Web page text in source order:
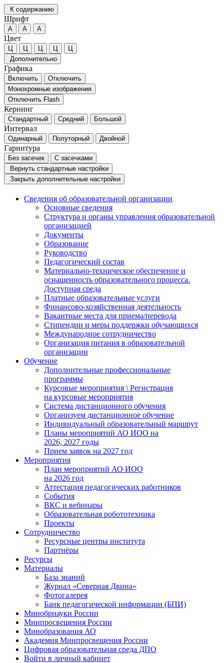
К содержанию
Шрифт
А А А
Цвет
Ц Ц Ц Ц
Ц
Дополнительно
Графика
Включить
Отключить
Монохромные изображения
Отключить Flash
Кернинг
Стандартный Средний Большой
Интервал
Одинарный Полуторный Двойной
Гарнитура
Без засечек
С засечками
Вернуть стандартные настройки
Закрыть дополнительные настройки
Сведения об образовательной организации
Основные сведения
Структура и органы управления образовательной
организацией
Документы
Образование
Руководство
Педагогический состав
Материально-техническое обеспечение и
оснащенность образовательного процесса.
Доступная среда
Платные образовательные услуги
Финансово-хозяйственная деятельность
Вакантные места для приема/перевода
Стипендии и меры поддержки обучающихся
Международное сотрудничество
Организация питания в образовательной
организации
Обучение
Дополнительные профессиональные
программы
Курсовые мероприятия \ Регистрация
на курсовые мероприятия
Система дистанционного обучения
Организуем дистанционное обучение
Индивидуальный образовательный маршрут
Планы мероприятий АО ИОО на
2026, 2027 годы
Прием заявок на 2027 год
Мероприятия
План мероприятий АО ИОО
на 2026 год
Аттестация педагогических работников
События
ВКС и вебинары
Образовательная робототехника
Проекты
Сотрудничество
Ресурсные центры института
Партнёры
Ресурсы
Материалы
База знаний
Журнал «Северная Двина»
Фотогалерея
Банк педагогической информации (БПИ)
Минобрнауки России
Минпросвещения России
Минобразования АО
Академия Минпросвещения России
Цифровая образовательная среда ДПО
Войти в личный кабинет